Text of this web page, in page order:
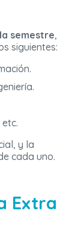
semestre,
siguientes:
y la
cada uno.
Extra